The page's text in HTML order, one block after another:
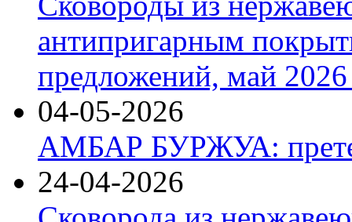
антипригарным
предложений, май 2026
04-05-2026
АМБАР БУРЖУА:
24-04-2026